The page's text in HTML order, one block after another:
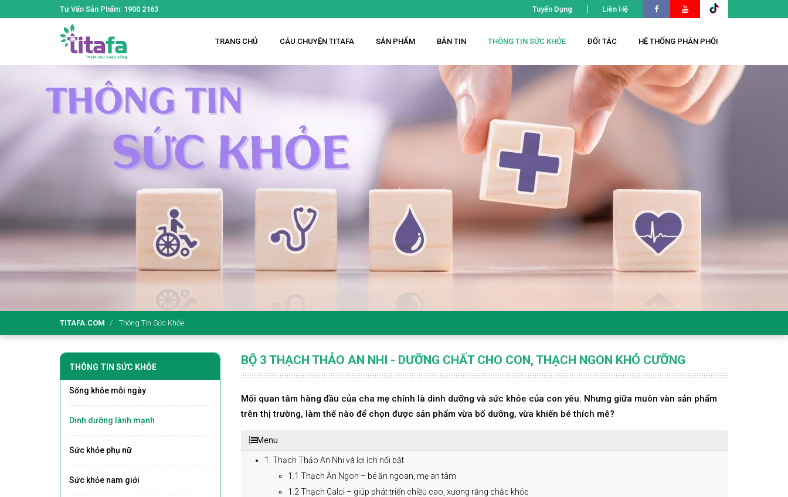
Tư Vấn Sản Phẩm: 1900 2163 Tuyển Dụng Liên Hệ
TRANG CHỦ CÂU CHUYỆN TITAFA SẢN PHẨM BẢN TIN THÔNG TIN SỨC KHỎE ĐỐI TÁC HỆ THỐNG PHÂN PHỐI
TITAFA.COM Thông Tin Sức Khỏe
BỘ 3 THẠCH THẢO AN NHI - DƯỠNG CHẤT CHO CON, THẠCH NGON KHÓ CƯỠNG
Mối quan tâm hàng đầu của cha mẹ chính là dinh dưỡng và sức khỏe của con yêu. Nhưng giữa muôn vàn sản phẩm
trên thị trường, làm thế nào để chọn được sản phẩm vừa bổ dưỡng, vừa khiến bé thích mê?
Menu
1. Thạch Thảo An Nhi và lợi ích nổi bật
1.1 Thạch Ăn Ngon – bé ăn ngoan, mẹ an tâm
1.2 Thạch Calci – giúp phát triển chiều cao, xương răng chắc khỏe
THÔNG TIN SỨC KHỎE
Sống khỏe mỗi ngày
Dinh dưỡng lành mạnh
Sức khỏe phụ nữ
Sức khỏe nam giới